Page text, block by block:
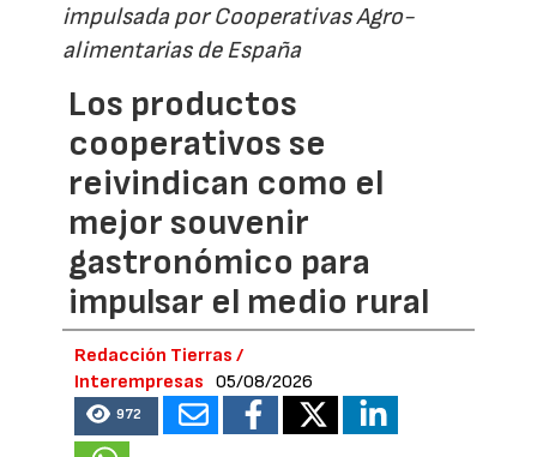
impulsada por Cooperativas Agro-
alimentarias de España
Los productos
cooperativos se
reivindican como el
mejor souvenir
gastronómico para
impulsar el medio rural
Redacción Tierras /
Interempresas
05/08/2026
972